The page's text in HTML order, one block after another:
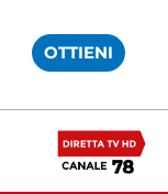
OTTIENI